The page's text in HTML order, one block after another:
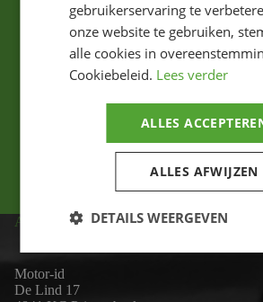
ADRES
Motor-id
De Lind 17
gebruikerservaring te
onze website te gebruiken,
alle cookies in
Cookiebeleid. Lees verder
ALLES
ALLES AFWIJZEN
DETAILS WEERGEVEN